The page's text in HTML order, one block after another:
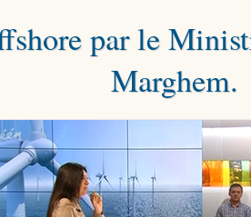
par le
Marghem.